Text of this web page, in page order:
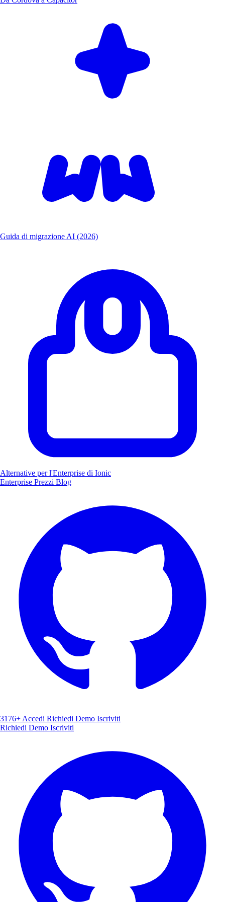
Guida di migrazione AI (2026)
Alternative per l'Enterprise di Ionic
Enterprise Prezzi Blog
3176+ Accedi Richiedi Demo Iscriviti
Richiedi Demo Iscriviti